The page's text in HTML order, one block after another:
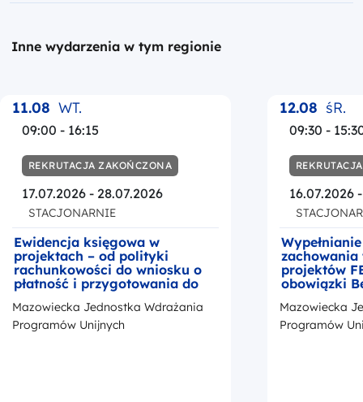
Inne wydarzenia w tym regionie
11.08 WT.
09:00 - 16:15
REKRUTACJA ZAKOŃCZONA
17.07.2026 - 28.07.2026
STACJONARNIE
Ewidencja księgowa w
projektach – od polityki
rachunkowości do wniosku o
płatność i przygotowania do
kontroli
Mazowiecka Jednostka Wdrażania
Programów Unijnych
12.08 śR.
09:30 -
16.07.2026
zachowania
projektów
obowiązki
okresie
z
promocji
Mazowiecka
Programów